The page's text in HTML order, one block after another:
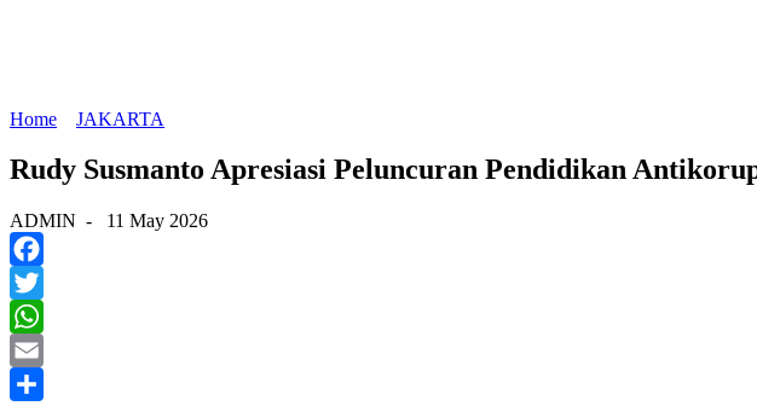
Home
JAKARTA
Rudy Susmanto Apresiasi Peluncuran Pendidikan
ADMIN - 11 May 2026
Facebook
Twitter
WhatsApp
Email